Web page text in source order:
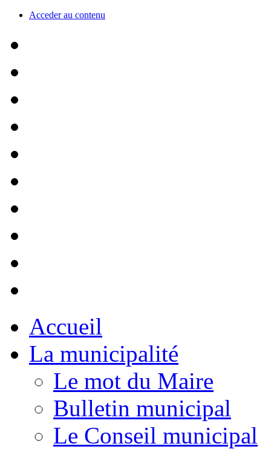
Acceder au contenu
Accueil
La municipalité
Le mot du Maire
Bulletin municipal
Le Conseil municipal